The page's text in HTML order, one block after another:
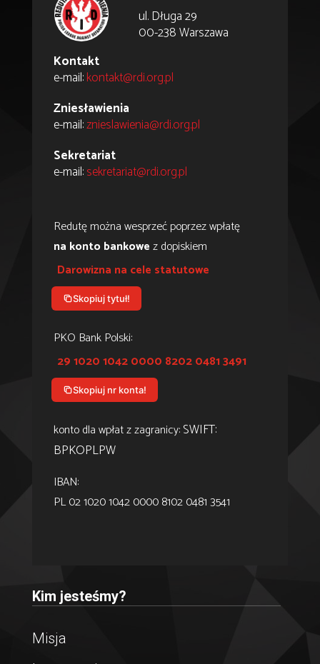
ul. Długa 29
00-238 Warszawa
Kontakt
e-mail:kontakt@rdi.org.pl
Zniesławienia
e-mail:znieslawienia@rdi.org.pl
Sekretariat
e-mail:sekretariat@rdi.org.pl
Redutę można wesprzeć poprzez wpłatę
na konto bankowez dopiskiem
Darowizna na cele statutowe
Skopiuj tytuł!
PKO Bank Polski:
29 1020 1042 0000 8202 0481 3491
Skopiuj nr konta!
konto dla wpłat z zagranicy:SWIFT:
BPKOPLPW
IBAN:
PL 02 1020 1042 0000 8102 0481 3541
Kim jesteśmy?
Misja